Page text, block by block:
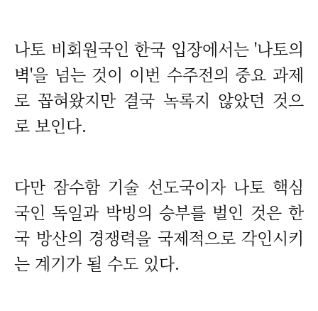
나토 비회원국인 한국 입장에서는 '나토의
벽'을 넘는 것이 이번 수주전의 중요 과제
로 꼽혀왔지만 결국 녹록지 않았던 것으
로 보인다.
다만 잠수함 기술 선도국이자 나토 핵심
국인 독일과 박빙의 승부를 벌인 것은 한
국 방산의 경쟁력을 국제적으로 각인시키
는 계기가 될 수도 있다.